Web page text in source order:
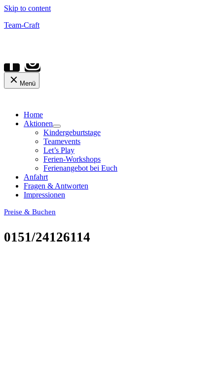
Skip to content
Team-Craft
Menü
Home
Aktionen
Kindergeburtstage
Teamevents
Let’s Play
Ferien-Workshops
Ferienangebot bei Euch
Anfahrt
Fragen & Antworten
Impressionen
Preise & Buchen
0151/24126114